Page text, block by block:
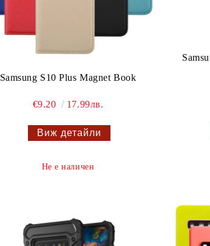
Samsung S10 Plus Magnet Book
€9.20 17.99лв.
Виж детайли
Не е наличен